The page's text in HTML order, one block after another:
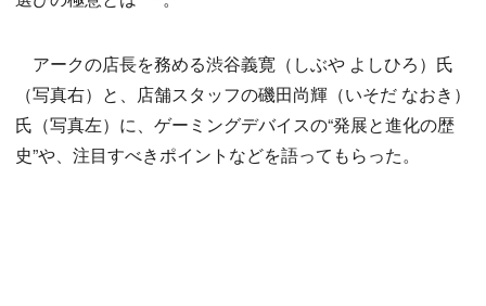
アークの店長を務める渋谷義寛（しぶや よしひろ）氏
（写真右）と、店舗スタッフの磯田尚輝（いそだ なおき）
氏（写真左）に、ゲーミングデバイスの“発展と進化の歴
史”や、注目すべきポイントなどを語ってもらった。